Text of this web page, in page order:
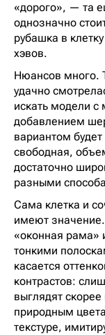
«дорого», — та
однозначно
рубашка в
хэвов.
Нюансов много.
удачно
искать модели с
добавлением
вариантом
свободная,
достаточно
разными
Сама клетка и
имеют значение.
«оконная рама»
тонкими
касается
контрастов:
выглядят
природным
текстуре,